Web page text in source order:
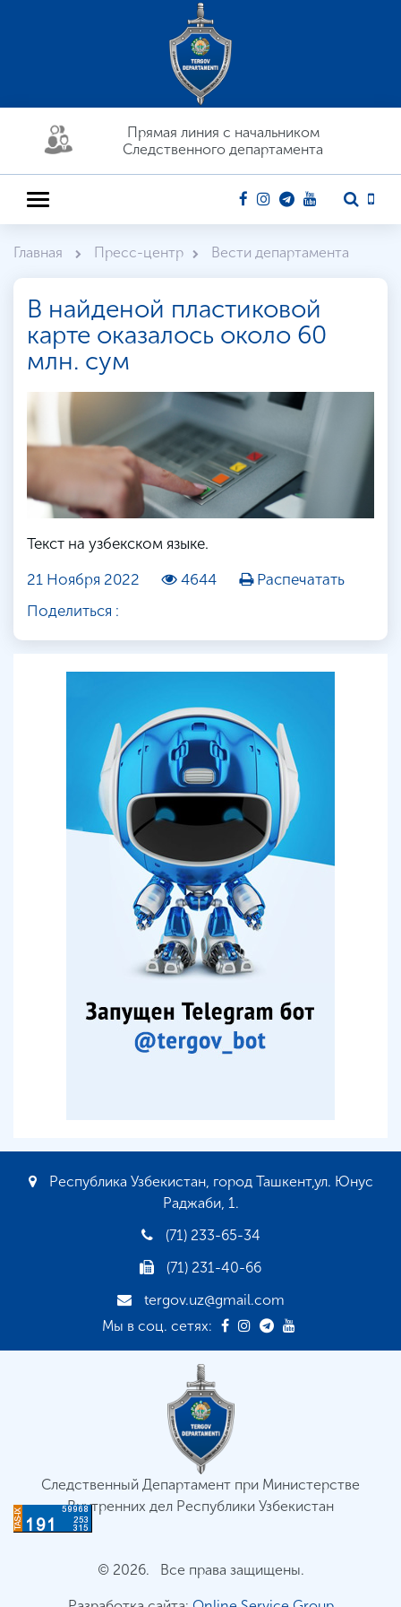
Прямая линия c начальником
Следственного департамента
Главная Пресс-центр Вести департамента
В найденой пластиковой
карте оказалось около 60
млн. сум
Текст на узбекском языке.
21 Ноября 2022
4644
Распечатать
Поделиться :
Республика Узбекистан, город Ташкент,ул. Юнус
Раджаби, 1.
(71) 233-65-34
(71) 231-40-66
tergov.uz@gmail.com
Мы в соц. сетях:
Следственный Департамент при Министерстве
Внутренних дел Республики Узбекистан
© 2026. Все права защищены.